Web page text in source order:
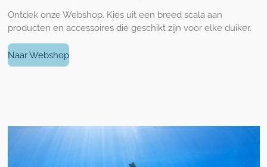
Ontdek onze Webshop. Kies uit een breed scala aan
producten en accessoires die geschikt zijn voor elke duiker.
Naar Webshop